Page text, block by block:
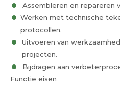
Assembleren en repareren
Werken met technische
protocollen.
Uitvoeren van
projecten.
Bijdragen aan
Functie eisen